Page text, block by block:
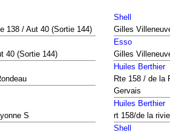
138 / Aut 40 (Sortie 144)
Shell
Gilles
40 (Sortie 144)
Esso
Gilles
Huiles Berthier
Rte 158 / de la
Gervais
S
Huiles Berthier
rt 158/de la
Shell